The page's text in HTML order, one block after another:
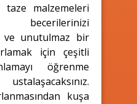
malzemeleri
becerilerinizi
ve unutulmaz bir
için çeşitli
öğrenme
kuşa